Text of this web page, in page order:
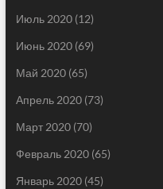
Июль 2020(12)
Июнь 2020(69)
Май 2020(65)
Апрель 2020(73)
Март 2020(70)
Февраль 2020(65)
Январь 2020(45)